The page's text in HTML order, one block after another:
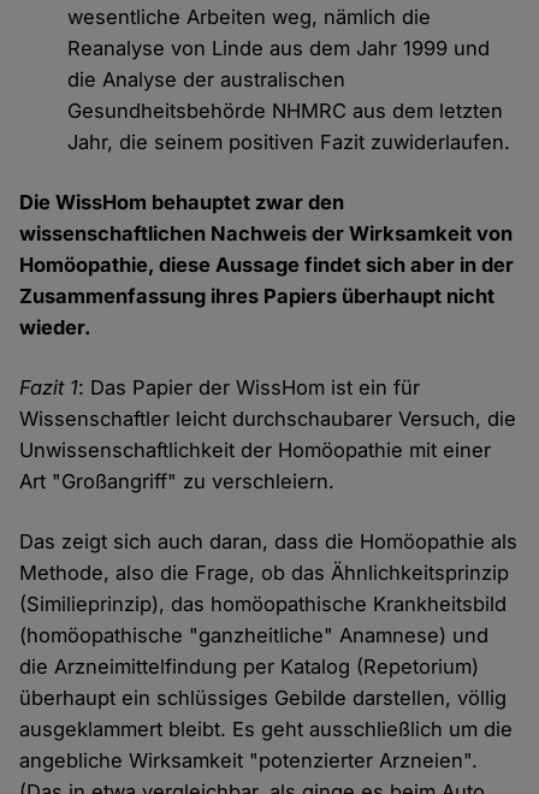
wesentliche Arbeiten weg, nämlich die
Reanalyse von Linde aus dem Jahr 1999 und
die Analyse der australischen
Gesundheitsbehörde NHMRC aus dem letzten
Jahr, die seinem positiven Fazit zuwiderlaufen.
Die WissHom behauptet zwar den
wissenschaftlichen Nachweis der Wirksamkeit von
Homöopathie, diese Aussage findet sich aber in der
Zusammenfassung ihres Papiers überhaupt nicht
wieder.
Fazit 1: Das Papier der WissHom ist ein für
Wissenschaftler leicht durchschaubarer Versuch, die
Unwissenschaftlichkeit der Homöopathie mit einer
Art "Großangriff" zu verschleiern.
Das zeigt sich auch daran, dass die Homöopathie als
Methode, also die Frage, ob das Ähnlichkeitsprinzip
(Similieprinzip), das homöopathische Krankheitsbild
(homöopathische "ganzheitliche" Anamnese) und
die Arzneimittelfindung per Katalog (Repetorium)
überhaupt ein schlüssiges Gebilde darstellen, völlig
ausgeklammert bleibt. Es geht ausschließlich um die
angebliche Wirksamkeit "potenzierter Arzneien".